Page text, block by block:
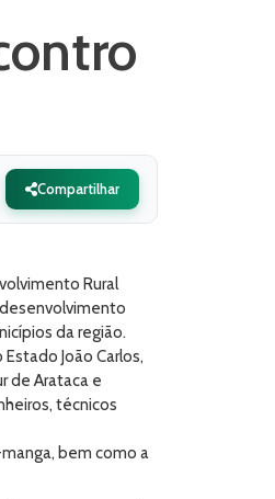
Compartilhar
Rural
desenvolvimento
da região.
João Carlos,
de Arataca e
técnicos
bem como a